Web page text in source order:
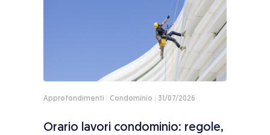
Approfondimenti Condominio 31/07/2026
Orario lavori condominio: regole,